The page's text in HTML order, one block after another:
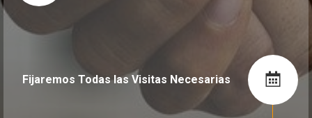
Fijaremos Todas las Visitas Necesarias